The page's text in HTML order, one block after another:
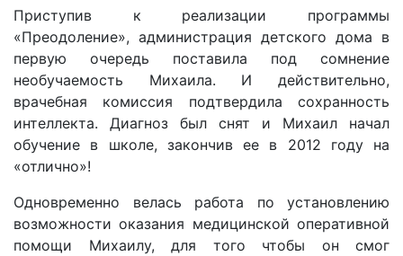
Приступив к реализации программы
«Преодоление», администрация детского дома в
первую очередь поставила под сомнение
необучаемость Михаила. И действительно,
врачебная комиссия подтвердила сохранность
интеллекта. Диагноз был снят и Михаил начал
обучение в школе, закончив ее в 2012 году на
«отлично»!
Одновременно велась работа по установлению
возможности оказания медицинской оперативной
помощи Михаилу, для того чтобы он смог